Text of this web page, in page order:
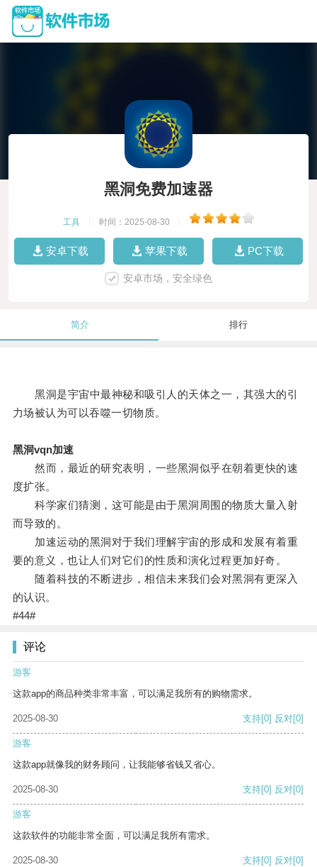
黑洞免费加速器
工具 时间：2025-08-30
安卓下载 苹果下载 PC下载
安卓市场，安全绿色
简介 排行
黑洞是宇宙中最神秘和吸引人的天体之一，其强大的引
力场被认为可以吞噬一切物质。
黑洞vqn加速
然而，最近的研究表明，一些黑洞似乎在朝着更快的速
度扩张。
科学家们猜测，这可能是由于黑洞周围的物质大量入射
而导致的。
加速运动的黑洞对于我们理解宇宙的形成和发展有着重
要的意义，也让人们对它们的性质和演化过程更加好奇。
随着科技的不断进步，相信未来我们会对黑洞有更深入
的认识。
#44#
评论
游客
这款app的商品种类非常丰富，可以满足我所有的购物需求。
2025-08-30 支持[0] 反对[0]
游客
这款app就像我的财务顾问，让我能够省钱又省心。
2025-08-30 支持[0] 反对[0]
游客
这款软件的功能非常全面，可以满足我所有需求。
2025-08-30 支持[0] 反对[0]